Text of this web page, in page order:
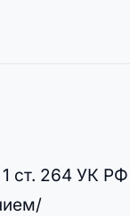
ст. 264 УК РФ